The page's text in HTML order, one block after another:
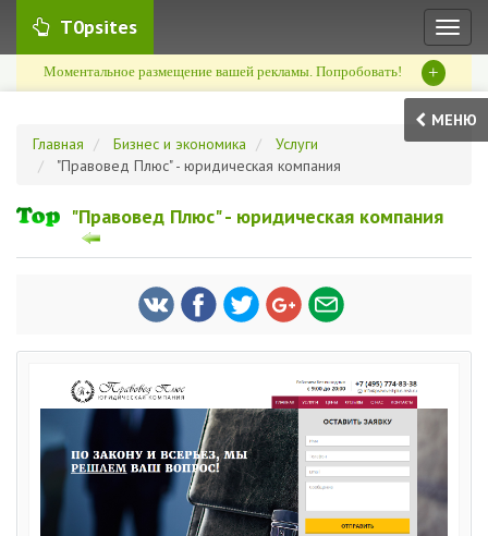
T0psites
Моментальное размещение вашей рекламы. Попробовать! +
МЕНЮ
Главная
Бизнес и экономика
Услуги
"Правовед Плюс" - юридическая компания
"Правовед Плюс" - юридическая компания